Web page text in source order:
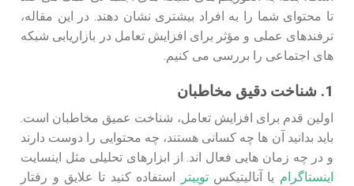
تا محتوای شما را به افراد بیشتری نشان دهند. در این مقاله،
ترفندهای عملی و مؤثر برای افزایش تعامل در بازاریابی شبکه‌
های اجتماعی را بررسی می‌ کنیم.
1. شناخت دقیق مخاطبان
اولین قدم برای افزایش تعامل، شناخت عمیق مخاطبان است.
باید بدانید آن‌ ها چه کسانی هستند، چه محتوایی را دوست دارند
و در چه زمان‌ هایی فعال‌ اند. از ابزارهای تحلیلی مثل اینسایت
اینستاگرام یا آنالیتیکستوییتر
استفاده کنید تا علایق و رفتار